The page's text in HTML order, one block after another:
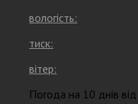
вологість:
тиск:
вітер:
Погода на 10 днів від